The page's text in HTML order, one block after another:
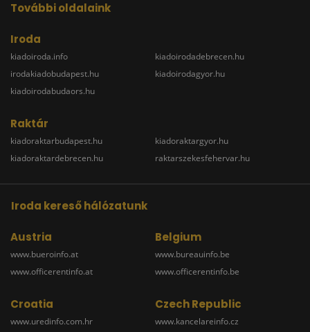
További oldalaink
Iroda
kiadoiroda.info
irodakiadobudapest.hu
kiadoirodabudaors.hu
kiadoirodadebrecen.hu
kiadoirodagyor.hu
Raktár
kiadoraktarbudapest.hu
kiadoraktardebrecen.hu
kiadoraktargyor.hu
raktarszekesfehervar.hu
Iroda kereső hálózatunk
Austria
www.bueroinfo.at
www.officerentinfo.at
Belgium
www.bureauinfo.be
www.officerentinfo.be
Croatia
www.uredinfo.com.hr
Czech Republic
www.kancelareinfo.cz